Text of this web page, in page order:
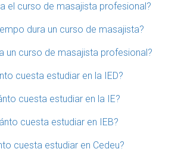
el curso de masajista profesional?
dura un curso de masajista?
un curso de masajista profesional?
cuesta estudiar en la IED?
cuesta estudiar en la IE?
cuesta estudiar en IEB?
cuesta estudiar en Cedeu?